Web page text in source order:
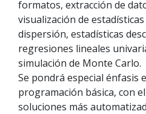
formatos, extracción de
visualización de
dispersión, estadísticas
regresiones lineales
simulación de Monte Carlo.
Se pondrá especial énfasis
programación básica, con
soluciones más